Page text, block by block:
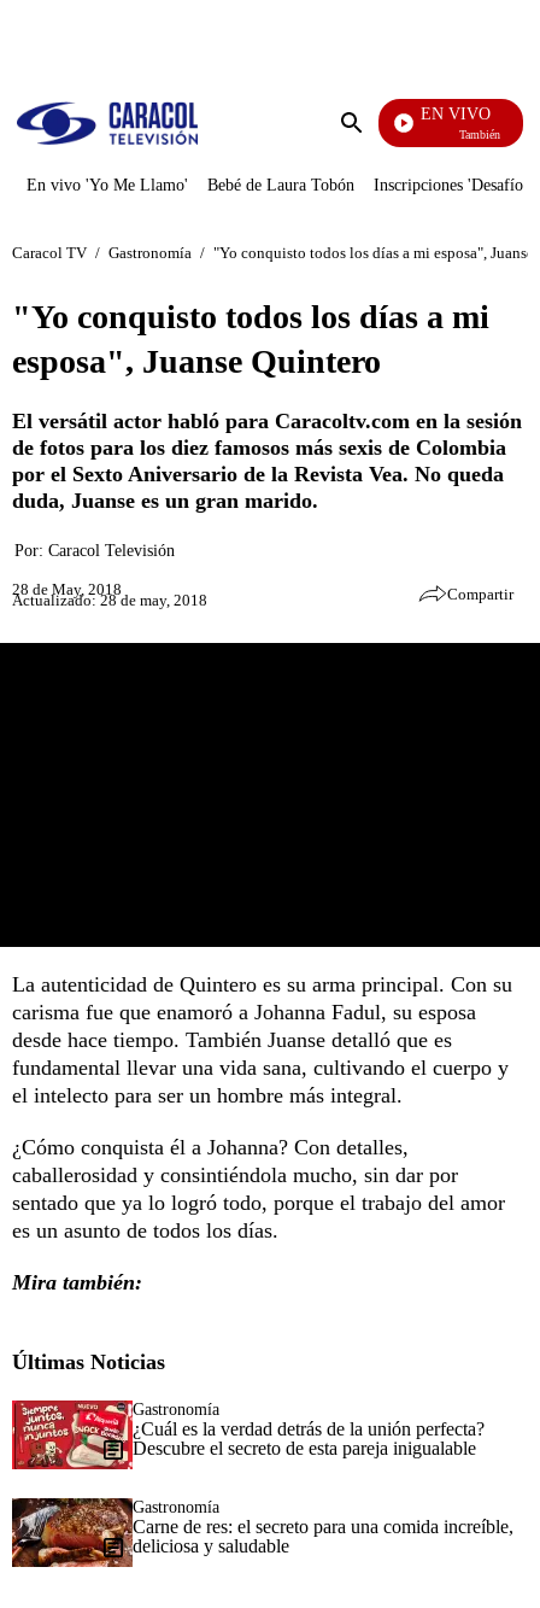
Enviar
EN VIVO
También Caerás
En vivo 'Yo Me Llamo' Bebé de Laura Tobón Inscripciones 'Desafío'
Caracol TV / Gastronomía / "Yo conquisto todos los días a mi esposa", Juanse
"Yo conquisto todos los días a mi
esposa", Juanse Quintero
El versátil actor habló para Caracoltv.com en la sesión
de fotos para los diez famosos más sexis de Colombia
por el Sexto Aniversario de la Revista Vea. No queda
duda, Juanse es un gran marido.
Por: Caracol Televisión
28 de May, 2018
Actualizado: 28 de may, 2018 Compartir
La autenticidad de Quintero es su arma principal. Con su
carisma fue que enamoró a Johanna Fadul, su esposa
desde hace tiempo. También Juanse detalló que es
fundamental llevar una vida sana, cultivando el cuerpo y
el intelecto para ser un hombre más integral.
¿Cómo conquista él a Johanna? Con detalles,
caballerosidad y consintiéndola mucho, sin dar por
sentado que ya lo logró todo, porque el trabajo del amor
es un asunto de todos los días.
Mira también:
Últimas Noticias
Gastronomía
¿Cuál es la verdad detrás de la unión perfecta?
Descubre el secreto de esta pareja inigualable
Gastronomía
Carne de res: el secreto para una comida increíble,
deliciosa y saludable